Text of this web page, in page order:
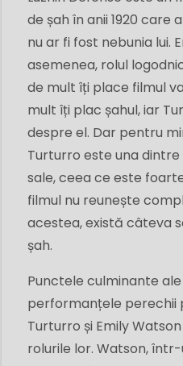
de șah în anii 1920 care
nu ar fi fost nebunia lui.
asemenea, rolul
de mult îți place filmul
mult îți plac șahul, iar
despre el. Dar pentru
Turturro este una
sale, ceea ce este
filmul nu reunește
acestea, există câteva
șah.
Punctele culminante ale
performanțele perechii
Turturro și Emily
rolurile lor. Watson,